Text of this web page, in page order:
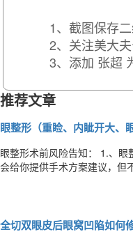
1、截图保存
2、关注美大
3、添加 张超
推荐文章
眼整形（重睑、内眦开大、
眼整形术前风险告知： 1.、
会给你提供手术方案建议，但不会诱导你手术。 2、眼整形手术不可能做到双
全切双眼皮后眼窝凹陷如何